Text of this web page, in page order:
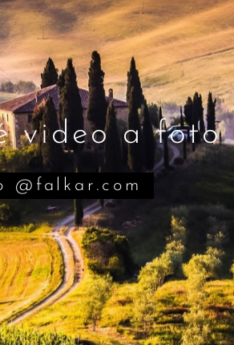
video a foto
@falkar.com